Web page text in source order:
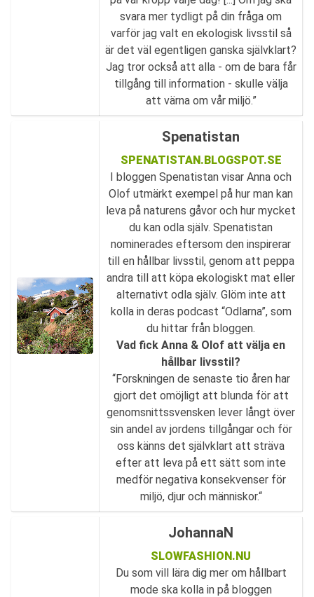
svara mer tydligt på din fråga om
varför jag valt en ekologisk livsstil så
är det väl egentligen ganska självklart?
Jag tror också att alla - om de bara får
tillgång till information - skulle välja
att värna om vår miljö.”
Spenatistan
SPENATISTAN.BLOGSPOT.SE
I bloggen Spenatistan visar Anna och
Olof utmärkt exempel på hur man kan
leva på naturens gåvor och hur mycket
du kan odla själv. Spenatistan
nominerades eftersom den inspirerar
till en hållbar livsstil, genom att peppa
andra till att köpa ekologiskt mat eller
alternativt odla själv. Glöm inte att
kolla in deras podcast “Odlarna”, som
du hittar från bloggen.
Vad fick Anna & Olof att välja en
hållbar livsstil?
“Forskningen de senaste tio åren har
gjort det omöjligt att blunda för att
genomsnittssvensken lever långt över
sin andel av jordens tillgångar och för
oss känns det självklart att sträva
efter att leva på ett sätt som inte
medför negativa konsekvenser för
miljö, djur och människor.“
JohannaN
SLOWFASHION.NU
Du som vill lära dig mer om hållbart
mode ska kolla in på bloggen